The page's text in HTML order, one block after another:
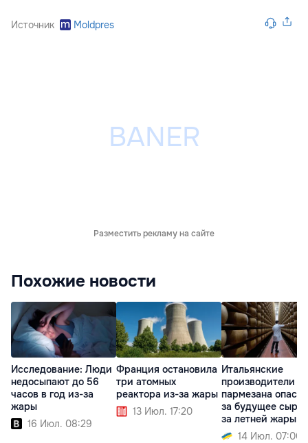
Источник Moldpres
Разместить рекламу на сайте
Похожие новости
Исследование: Люди
недосыпают до 56
часов в год из-за
жары
16 Июл. 08:29
Франция остановила
три атомных
реактора из-за жары
13 Июл. 17:20
Итальянские
производители
пармезана
за будущее сыра
за летней жары
14 Июл. 07:00